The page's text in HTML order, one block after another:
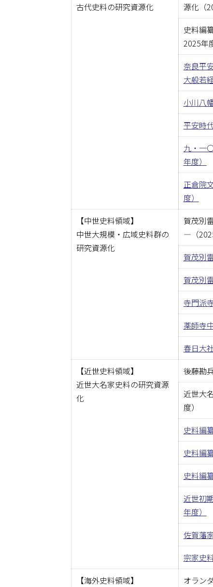
史料学協創
技術部・史
図書部
古代史料の研究資源化
源化（
史料編
2025年
奈良平
大般若
小川八
平安時
九・一
年度）
正倉院
度）
【中世史料領域】
中世大規模・広域史料群の
研究資源化
賀茂別
―（
賀茂別
賀茂別
寺門派
薬師寺
春日大
【近世史料領域】
近世大名家史料の研究資源
化
後藤勘
近世大
度）
史料編
史料編
史料編
近世初
年度）
佐賀藩
宗家史
【海外史料領域】
オラン